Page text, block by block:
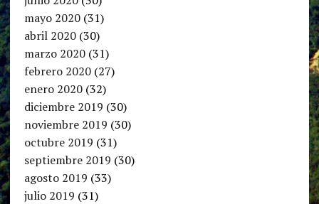
mayo 2020(31)
abril 2020(30)
marzo 2020(31)
febrero 2020(27)
enero 2020(32)
diciembre 2019 (30)
noviembre 2019 (30)
octubre 2019 (31)
septiembre 2019 (30)
agosto 2019 (33)
julio 2019 (31)